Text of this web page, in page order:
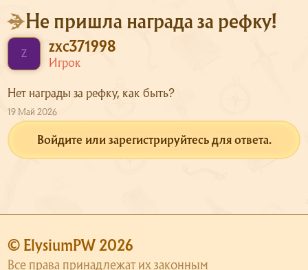
Форум
О сервере
Скачать
Поддержка
Не пришла награда за рефку!
Z zxc371998
Игрок
Нет награды за рефку, как быть?
19 Май 2026
Войдите или зарегистрируйтесь для ответа.
© ElysiumPW 2026
Все права принадлежат их законным